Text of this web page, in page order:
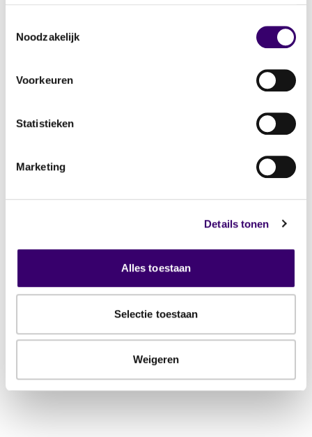
Noodzakelijk
Voorkeuren
Statistieken
Marketing
Details tonen
Alles toestaan
Selectie toestaan
Weigeren
Als je structureel aan het eind van de maand
rood staat, maar toch spaart, betaal je meer
rente dan je ontvangt op je spaargeld. Dan is
het verstandiger om iets minder te sparen,
zodat je voortaan elke maand precies genoeg
overhoudt.
Commercieel gebruik van deze gegevens is niet